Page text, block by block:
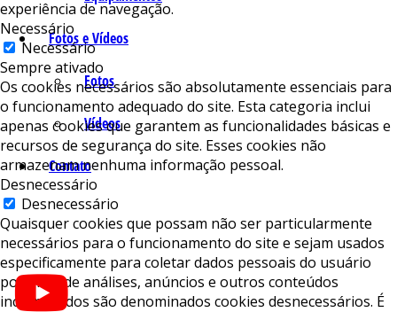
Fotos e Vídeos
Fotos
Vídeos
Contato
experiência de navegação.
Necessário
Necessário
Sempre ativado
Os cookies necessários são absolutamente essenciais para
o funcionamento adequado do site. Esta categoria inclui
apenas cookies que garantem as funcionalidades básicas e
recursos de segurança do site. Esses cookies não
armazenam nenhuma informação pessoal.
Desnecessário
Desnecessário
Quaisquer cookies que possam não ser particularmente
necessários para o funcionamento do site e sejam usados ​​
especificamente para coletar dados pessoais do usuário
por meio de análises, anúncios e outros conteúdos
incorporados são denominados cookies desnecessários. É